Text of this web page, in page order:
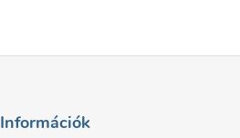
Információk